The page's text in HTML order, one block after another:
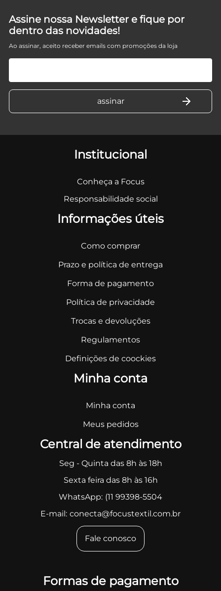
Assine nossa Newsletter e fique por
dentro das novidades!
Ao assinar, aceito receber emails com promoções da loja
Institucional
Conheça a Focus
Responsabilidade social
Informações úteis
Como comprar
Prazo e política de entrega
Forma de pagamento
Política de privacidade
Trocas e devoluções
Regulamentos
Definições de coockies
Minha conta
Minha conta
Meus pedidos
Central de atendimento
Seg - Quinta das 8h às 18h
Sexta feira das 8h às 16h
WhatsApp: (11 99398-5504
E-mail: conecta@focustextil.com.br
Fale conosco
Formas de pagamento